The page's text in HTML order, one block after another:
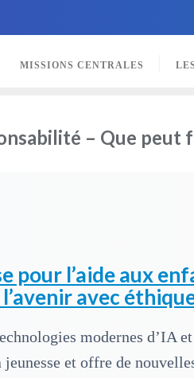
MISSIONS CENTRALES
– Que peut
pour l’aide aux
avec
modernes d’IA
jeunesse et offre de